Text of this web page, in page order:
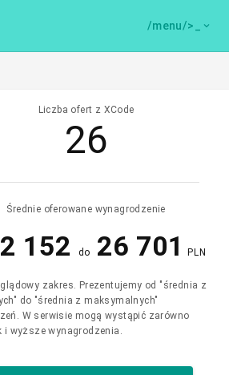
/menu/>
Liczba ofert z XCode
26
Średnie oferowane wynagrodzenie
152 do 26 701 PLN
zakres. Prezentujemy od "średnia z
do "średnia z maksymalnych"
W serwisie mogą wystąpić zarówno
i wyższe wynagrodzenia.